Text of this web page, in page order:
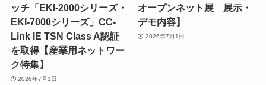
ッチ「EKI-2000シリーズ・
EKI-7000シリーズ」CC-
Link IE TSN Class A認証
を取得【産業用ネットワー
ク特集】
2026年7月1日
オープンネット展 展示・
デモ内容】
2026年7月1日